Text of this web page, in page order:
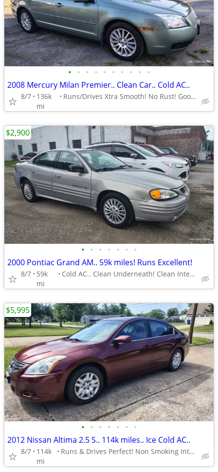
• • • • • • • • • •
2008 Mercury Milan Premier.. Clean Car.. Cold AC..
8/7
136k
mi
Runs/Drives Xtra Smooth! No Rust! Good Echeck!
• • • • • • •
2000 Pontiac Grand AM.. 59k miles! Runs Excellent!
8/7
59k
mi
Cold AC.. Clean Underneath! Clean Interior..
$2,900
• • • • • • •
2012 Nissan Altima 2.5 S.. 114k miles.. Ice Cold AC..
8/7
114k
mi
Runs & Drives Perfect! Non Smoking Interior.. 2 keyfobs
$5,995